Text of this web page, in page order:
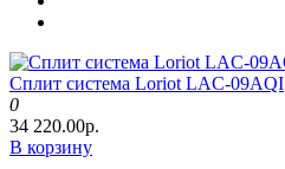
Сплит система Loriot LAC-09AQI
0
34 220.00р.
В корзину